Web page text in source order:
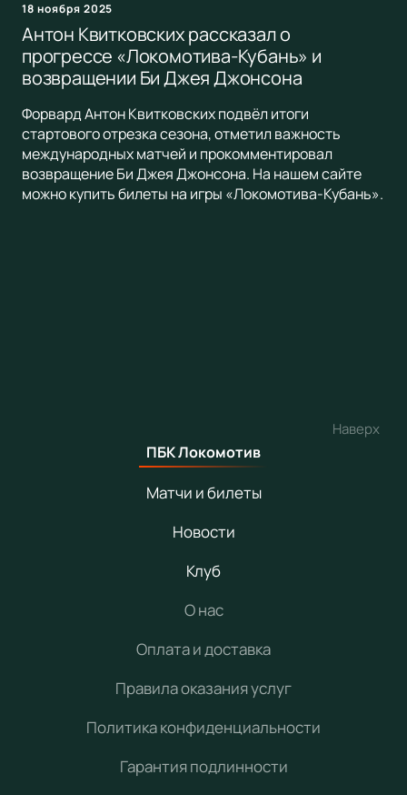
18 ноября 2025
Антон Квитковских рассказал о
прогрессе «Локомотива-Кубань» и
возвращении Би Джея Джонсона
Форвард Антон Квитковских подвёл итоги
стартового отрезка сезона, отметил важность
международных матчей и прокомментировал
возвращение Би Джея Джонсона. На нашем сайте
можно купить билеты на игры «Локомотива-Кубань».
Наверх
ПБК Локомотив
Матчи и билеты
Новости
Клуб
О нас
Оплата и доставка
Правила оказания услуг
Политика конфиденциальности
Гарантия подлинности